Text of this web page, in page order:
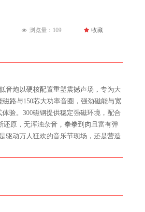
音炮以硬核配置重塑震撼声场，专为大
路与150芯大功率音圈，强劲磁能与宽
验。300磁钢提供稳定强磁环境，配合
还原，无浑浊杂音，拳拳到肉且富有弹
驱动万人狂欢的音乐节现场，还是营造
넶 浏览量： 109 끄 收藏